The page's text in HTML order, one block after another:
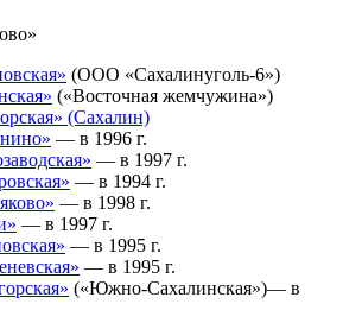
(ООО «Сахалинуголь-6»)
(«Восточная жемчужина»)
(Сахалин)
— в 1996 г.
— в 1997 г.
— в 1994 г.
— в 1998 г.
— в 1997 г.
— в 1995 г.
— в 1995 г.
(«Южно-Сахалинская»)— в